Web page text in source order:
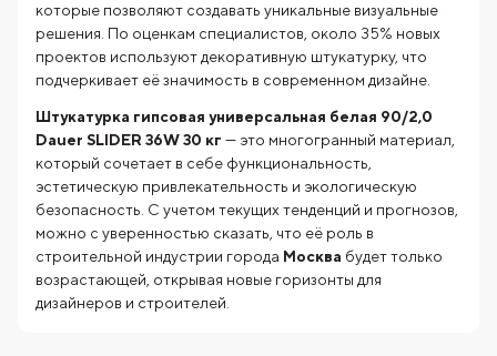
которые позволяют создавать уникальные визуальные
решения. По оценкам специалистов, около 35% новых
проектов используют декоративную штукатурку, что
подчеркивает её значимость в современном дизайне.
Штукатурка гипсовая универсальная белая 90/2,0
Dauer SLIDER 36W 30 кг — это многогранный материал,
который сочетает в себе функциональность,
эстетическую привлекательность и экологическую
безопасность. С учетом текущих тенденций и прогнозов,
можно с уверенностью сказать, что её роль в
строительной индустрии города Москва будет только
возрастающей, открывая новые горизонты для
дизайнеров и строителей.